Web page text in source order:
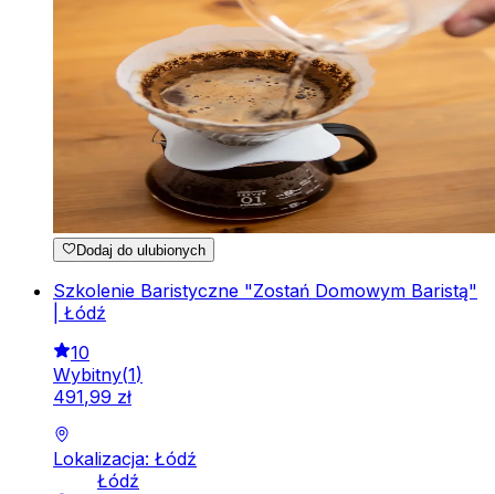
Dodaj do ulubionych
Szkolenie Baristyczne "Zostań Domowym Baristą"
| Łódź
10
Wybitny(1)
491,99 zł
Lokalizacja: Łódź
Łódź